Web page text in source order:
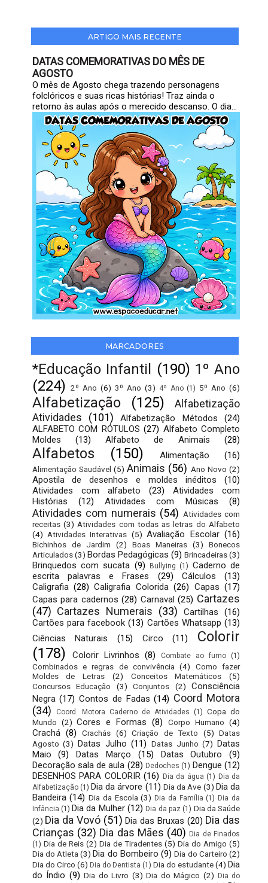
ARTIGO MAIS RECENTE
DATAS COMEMORATIVAS DO MÊS DE
AGOSTO
O mês de Agosto chega trazendo personagens
folclóricos e suas ricas histórias! Traz ainda o
retorno às aulas após o merecido descanso. O dia...
MARCADORES
*Educação Infantil (190) 1º Ano
(224) 2º Ano (6) 3º Ano (3) 4º Ano (1) 5º Ano (6)
Alfabetização (125)
Alfabetização
Atividades
(101) Alfabetização Métodos
(24)
ALFABETO COM RÓTULOS (27) Alfabeto Completo
Moldes
(13) Alfabeto de Animais (28)
Alfabetos (150) Alimentação (16)
Alimentação Saudável (5) Animais (56) Ano Novo (2)
Apostila de desenhos e moldes inéditos
(10)
Atividades com alfabeto
(23)
Atividades com
Histórias
(12) Atividades com Músicas (8)
Atividades com numerais (54) Atividades com
receitas (3) Atividades com todas as letras do Alfabeto
(4) Atividades Interativas (5) Avaliação Escolar (16)
Bichinhos de Jardim (2) Boas Maneiras (3)
Bonecos
Articulados (3) Bordas Pedagógicas (9) Brincadeiras(3)
Brinquedos com sucata (9) Bullying (1) Caderno de
escrita palavras e Frases
(29) Cálculos
(13)
Caligrafia (28) Caligrafia Colorida (26) Capas (17)
Capas para cadernos (28) Carnaval (25) Cartazes
(47) Cartazes Numerais (33) Cartilhas
(16)
Cartões para facebook (13) Cartões Whatsapp (13)
Ciências Naturais
(15) Circo (11)
Colorir
(178)
Colorir Livrinhos (8) Combate ao fumo (1)
Combinados e regras de convivência (4)
Como fazer
Moldes de Letras
(2) Conceitos Matemáticos
(5)
Concursos Educação
(3) Conjuntos (2)
Consciência
Negra (17) Contos de Fadas (14) Coord Motora
(34)
Coord. Motora Caderno de Atividades (1) Copa do
Mundo (2) Cores e Formas (8) Corpo Humano (4)
Crachá (8) Crachás (6) Criação de Texto (5) Datas
Agosto (3) Datas Julho (11) Datas Junho (7) Datas
Maio
(9) Datas Março (15) Datas Outubro
(9)
Decoração sala de aula (28) Dedoches (1) Dengue (12)
DESENHOS PARA COLORIR (16) Dia da água (1) Dia da
Alfabetização (1) Dia da árvore (11) Dia da Ave (3) Dia da
Bandeira (14) Dia da Escola (3) Dia da Família (1) Dia da
Infância (1) Dia da Mulher (12) Dia da paz (1) Dia da Saúde
(2) Dia da Vovó (51) Dia das Bruxas (20) Dia das
Crianças (32) Dia das Mães (40) Dia de Finados
(1) Dia de Reis (2) Dia de Tiradentes (5) Dia do Amigo (5)
Dia do Atleta (3) Dia do Bombeiro (9) Dia do Carteiro (2)
Dia do Circo (6) Dia do Dentista (1) Dia do estudante(4) Dia
do Índio (9) Dia do Livro (3) Dia do Mágico (2) Dia do